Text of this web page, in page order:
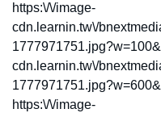
https:\/\/image-
cdn.learnin.tw\/
cdn.learnin.tw\/
https:\/\/image-